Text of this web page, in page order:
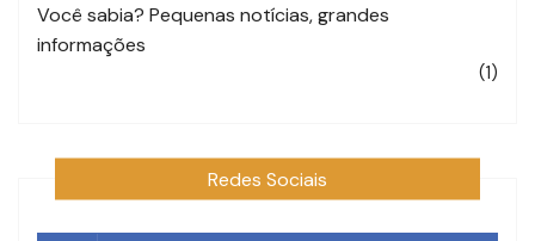
Você sabia? Pequenas notícias, grandes
informações
(1)
Redes Sociais